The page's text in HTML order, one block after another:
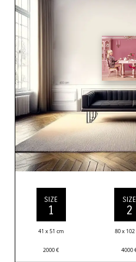
SIZE
1
41 x 51 cm
2000€
SIZE
2
80 x 102
4000